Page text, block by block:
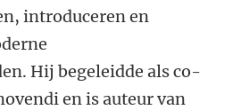
introduceren en
Hij begeleidde als co-
en is auteur van